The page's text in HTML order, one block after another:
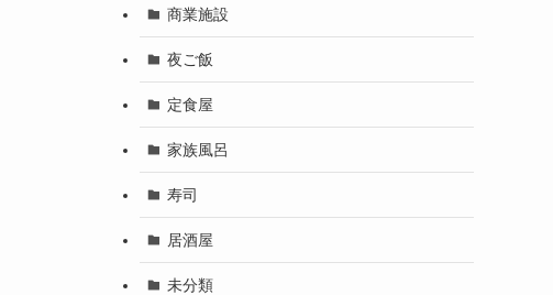
商業施設
夜ご飯
定食屋
家族風呂
寿司
居酒屋
未分類